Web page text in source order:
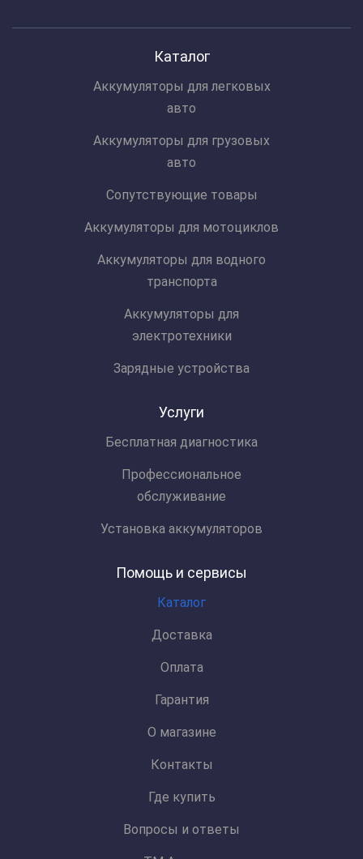
Каталог
Аккумуляторы для легковых
авто
Аккумуляторы для грузовых
авто
Сопутствующие товары
Аккумуляторы для мотоциклов
Аккумуляторы для водного
транспорта
Аккумуляторы для
электротехники
Зарядные устройства
Услуги
Бесплатная диагностика
Профессиональное
обслуживание
Установка аккумуляторов
Помощь и сервисы
Каталог
Доставка
Оплата
Гарантия
О магазине
Контакты
Где купить
Вопросы и ответы